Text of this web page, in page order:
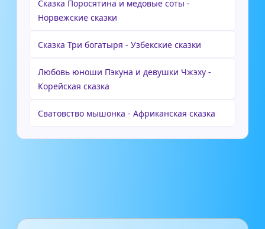
Сказка Поросятина и медовые соты -
Норвежские сказки
Сказка Три богатыря - Узбекские сказки
Любовь юноши Пэкуна и девушки Чжэху -
Корейская сказка
Сватовство мышонка - Африканская сказка